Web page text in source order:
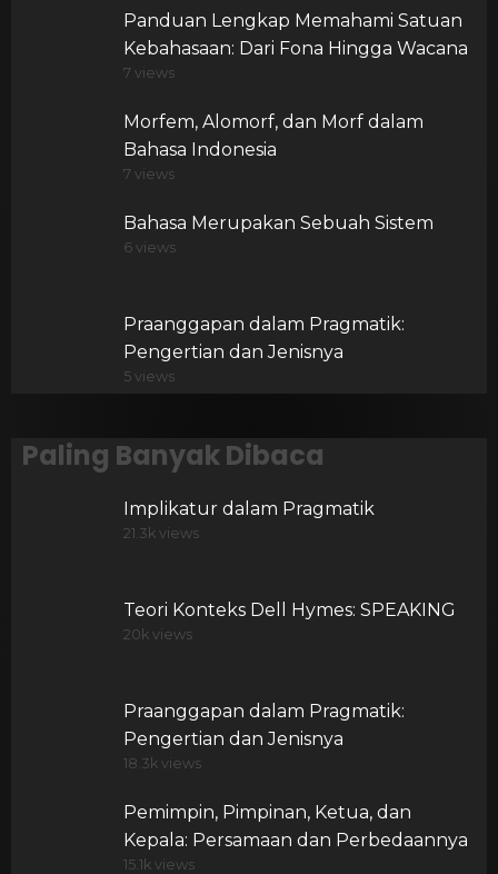
Panduan Lengkap Memahami Satuan
Kebahasaan: Dari Fona Hingga Wacana
7 views
Morfem, Alomorf, dan Morf dalam
Bahasa Indonesia
7 views
Bahasa Merupakan Sebuah Sistem
6 views
Praanggapan dalam Pragmatik:
Pengertian dan Jenisnya
5 views
Paling Banyak Dibaca
Implikatur dalam Pragmatik
21.3k views
Teori Konteks Dell Hymes: SPEAKING
20k views
Praanggapan dalam Pragmatik:
Pengertian dan Jenisnya
18.3k views
Pemimpin, Pimpinan, Ketua, dan
Kepala: Persamaan dan Perbedaannya
15.1k views